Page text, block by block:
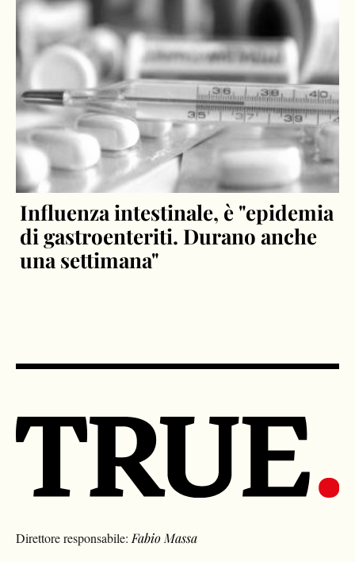
Influenza intestinale, è "epidemia
di gastroenteriti. Durano anche
una settimana"
Direttore responsabile:Fabio Massa